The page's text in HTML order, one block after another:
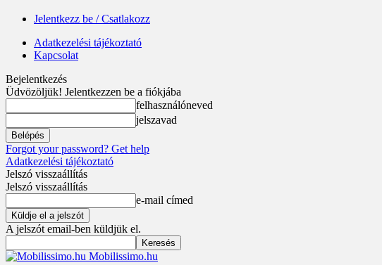
Jelentkezz be / Csatlakozz
Adatkezelési tájékoztató
Kapcsolat
Bejelentkezés
Üdvözöljük! Jelentkezzen be a fiókjába
felhasználóneved
jelszavad
Forgot your password? Get help
Adatkezelési tájékoztató
Jelszó visszaállítás
Jelszó visszaállítás
e-mail címed
A jelszót email-ben küldjük el.
Mobilissimo.hu